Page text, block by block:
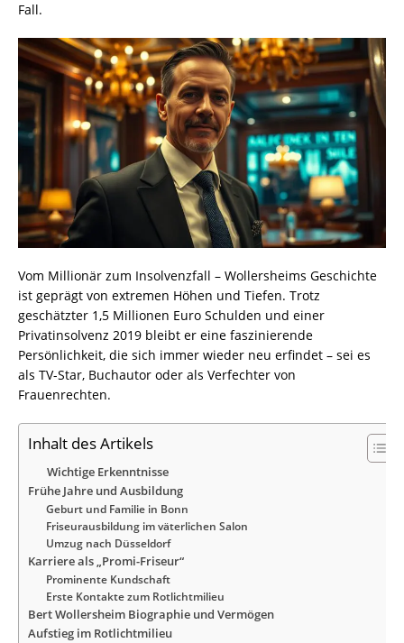
Fall.
Vom Millionär zum Insolvenzfall – Wollersheims Geschichte
ist geprägt von extremen Höhen und Tiefen. Trotz
geschätzter 1,5 Millionen Euro Schulden und einer
Privatinsolvenz 2019 bleibt er eine faszinierende
Persönlichkeit, die sich immer wieder neu erfindet – sei es
als TV-Star, Buchautor oder als Verfechter von
Frauenrechten.
Inhalt des Artikels
Wichtige Erkenntnisse
Frühe Jahre und Ausbildung
Geburt und Familie in Bonn
Friseurausbildung im väterlichen Salon
Umzug nach Düsseldorf
Karriere als „Promi-Friseur“
Prominente Kundschaft
Erste Kontakte zum Rotlichtmilieu
Bert Wollersheim Biographie und Vermögen
Aufstieg im Rotlichtmilieu